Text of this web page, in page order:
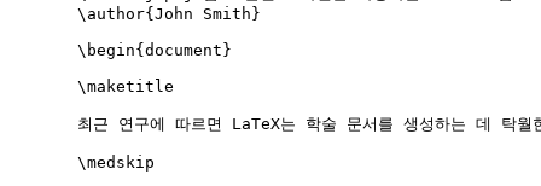
\author{John Smith}
\begin{ document }
\maketitle
최근 연구에 따르면 LaTeX는 학술 문서를 생성하는 데 탁
\medskip